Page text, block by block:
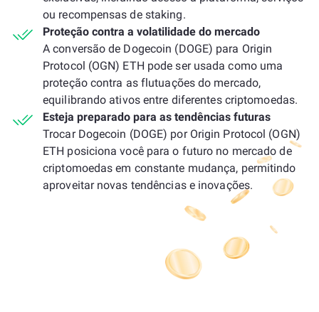
ou recompensas de staking.
Proteção contra a volatilidade do mercado
A conversão de Dogecoin (DOGE) para Origin
Protocol (OGN) ETH pode ser usada como uma
proteção contra as flutuações do mercado,
equilibrando ativos entre diferentes criptomoedas.
Esteja preparado para as tendências futuras
Trocar Dogecoin (DOGE) por Origin Protocol (OGN)
ETH posiciona você para o futuro no mercado de
criptomoedas em constante mudança, permitindo
aproveitar novas tendências e inovações.